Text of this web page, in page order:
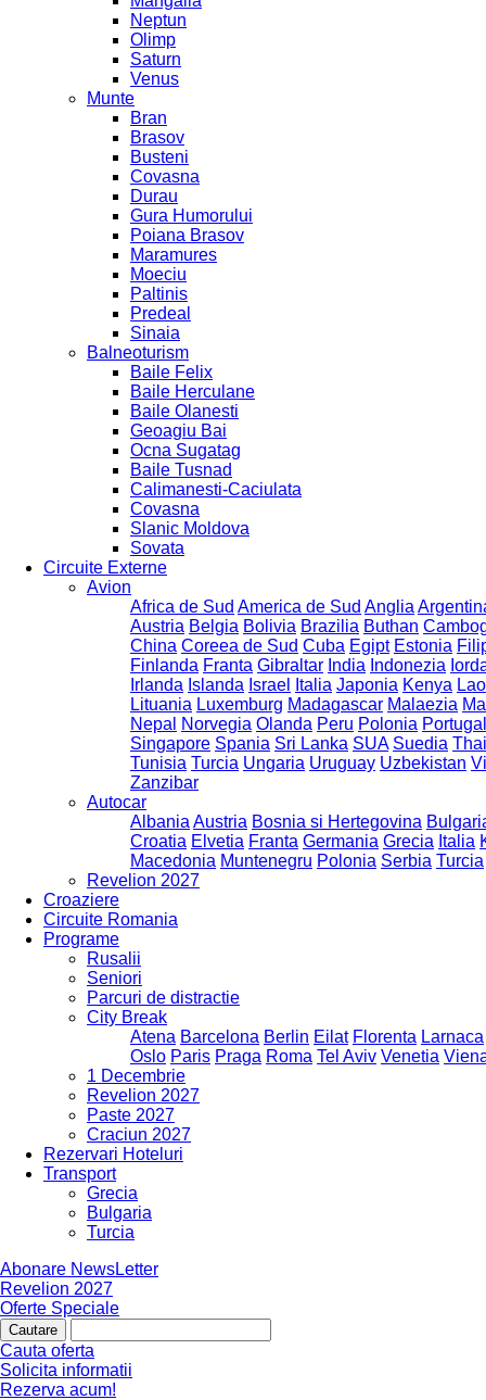
Neptun
Olimp
Saturn
Venus
Munte
Bran
Brasov
Busteni
Covasna
Durau
Gura Humorului
Poiana Brasov
Maramures
Moeciu
Paltinis
Predeal
Sinaia
Balneoturism
Baile Felix
Baile Herculane
Baile Olanesti
Geoagiu Bai
Ocna Sugatag
Baile Tusnad
Calimanesti-Caciulata
Covasna
Slanic Moldova
Sovata
Circuite Externe
Avion
Africa de Sud America de Sud Anglia
Austria Belgia Bolivia Brazilia Buthan
China Coreea de Sud Cuba Egipt Estonia
Finlanda Franta Gibraltar India Indonezia
Irlanda Islanda Israel Italia Japonia Kenya
Lituania Luxemburg Madagascar Malaezia
Nepal
Norvegia Olanda Peru Polonia
Singapore Spania Sri Lanka SUA Suedia
Tunisia Turcia Ungaria Uruguay Uzbekistan
Zanzibar
Autocar
Albania Austria Bosnia si Hertegovina
Croatia Elvetia Franta Germania Grecia Italia
Macedonia Muntenegru Polonia Serbia Turcia
Revelion 2027
Croaziere
Circuite Romania
Programe
Rusalii
Seniori
Parcuri de distractie
City Break
Atena Barcelona Berlin Eilat Florenta Larnaca
Oslo Paris Praga Roma Tel Aviv Venetia
1 Decembrie
Revelion 2027
Paste 2027
Craciun 2027
Rezervari Hoteluri
Transport
Grecia
Bulgaria
Turcia
Abonare NewsLetter
Revelion 2027
Oferte Speciale
Cauta oferta
Solicita informatii
Rezerva acum!